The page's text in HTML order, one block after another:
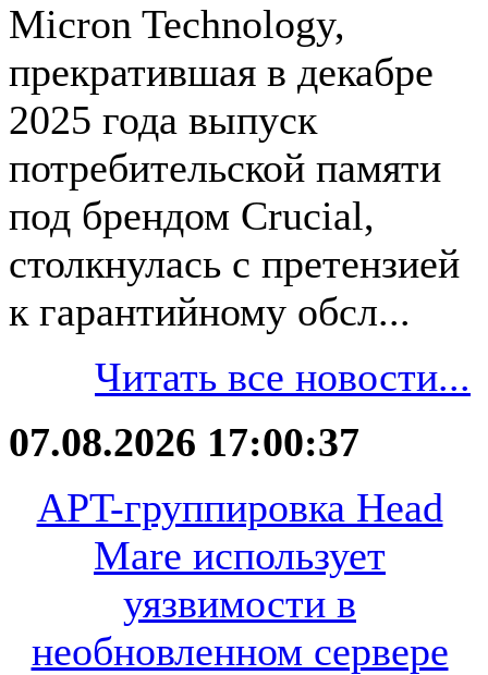
Micron Technology,
прекратившая в декабре
2025 года выпуск
потребительской памяти
под брендом Crucial,
столкнулась с претензией
к гарантийному обсл...
Читать все новости...
07.08.2026 17:00:37
APT-группировка Head
Mare использует
уязвимости в
необновленном сервере